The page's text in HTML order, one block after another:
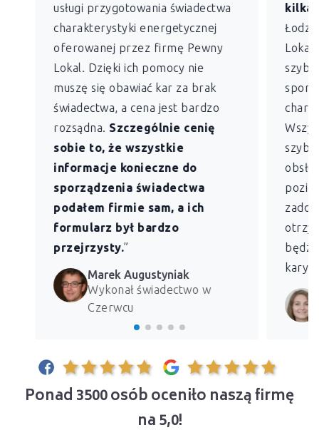
usługi przygotowania świadectwa
charakterystyki energetycznej
oferowanej przez firmę Pewny
Lokal. Dzięki ich pomocy nie
muszę się obawiać kar za brak
świadectwa, a cena jest bardzo
rozsądna. Szczególnie cenię
sobie to, że wszystkie
informacje konieczne do
sporządzenia świadectwa
podałem firmie sam, a ich
formularz był bardzo
przejrzysty.”
Marek Augustyniak
Wykonał świadectwo w
Czerwcu
Łodzi)
Lokal
kary
Ponad 3500 osób oceniło naszą firmę
na 5,0!